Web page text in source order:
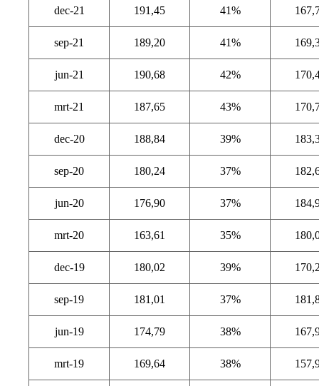
dec-21 191,45 41%
sep-21 189,20 41%
jun-21 190,68 42%
mrt-21 187,65 43%
dec-20 188,84 39%
sep-20 180,24 37%
jun-20 176,90 37%
mrt-20 163,61 35%
dec-19 180,02 39%
sep-19 181,01 37%
jun-19 174,79 38%
mrt-19 169,64 38%